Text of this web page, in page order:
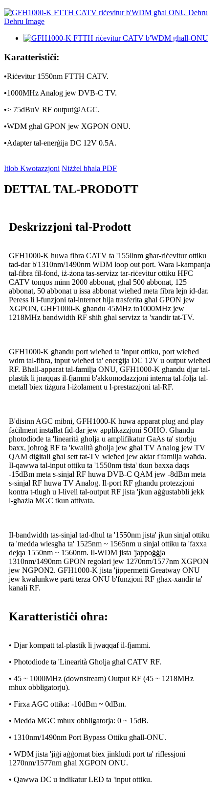
Karatteristiċi:
•Riċevitur 1550nm FTTH CATV.
•1000MHz Analog jew DVB-C TV.
•> 75dBuV RF output@AGC.
•WDM għal GPON jew XGPON ONU.
•Adapter tal-enerġija DC 12V 0.5A.
Itlob Kwotazzjoni Niżżel bħala PDF
DETTAL TAL-PRODOTT
Deskrizzjoni tal-Prodott
GFH1000-K huwa fibra CATV ta '1550nm għar-riċevitur ottiku
tad-dar b'1310nm/1490nm WDM loop out port. Wara l-kampanja
tal-fibra fil-fond, iż-żona tas-servizz tar-riċevitur ottiku HFC
CATV tonqos minn 2000 abbonat, għal 500 abbonat, 125
abbonat, 50 abbonat u issa abbonat wieħed meta fibra lejn id-dar.
Peress li l-funzjoni tal-internet hija trasferita għal GPON jew
XGPON, GHF1000-K għandu 45MHz to1000MHz jew
1218MHz bandwidth RF sħiħ għal servizz ta 'xandir tat-TV.
GFH1000-K għandu port wieħed ta 'input ottiku, port wieħed
wdm tal-fibra, input wieħed ta' enerġija DC 12V u output wieħed
RF. Bħall-apparat tal-familja ONU, GFH1000-K għandu djar tal-
plastik li jnaqqas il-fjammi b'akkomodazzjoni interna tal-folja tal-
metall biex tiżgura l-iżolament u l-prestazzjoni tal-RF.
B'disinn AGC mibni, GFH1000-K huwa apparat plug and play
faċilment installat fid-dar jew applikazzjoni SOHO. Għandu
photodiode ta 'linearità għolja u amplifikatur GaAs ta' storbju
baxx, joħroġ RF ta 'kwalità għolja jew għal TV Analog jew TV
QAM diġitali għal sett tat-TV wieħed jew aktar f'familja waħda.
Il-qawwa tal-input ottiku ta '1550nm tista' tkun baxxa daqs
-15dBm meta s-sinjal RF huwa DVB-C QAM jew -8dBm meta
s-sinjal RF huwa TV Analog. Il-port RF għandu protezzjoni
kontra t-tlugħ u l-livell tal-output RF jista 'jkun aġġustabbli jekk
l-għażla MGC tkun attivata.
Il-bandwidth tas-sinjal tad-dħul ta '1550nm jista' jkun sinjal ottiku
ta 'medda wiesgħa ta' 1525nm ~ 1565nm u sinjal ottiku ta 'faxxa
dejqa 1550nm ~ 1560nm. Il-WDM jista 'jappoġġja
1310nm/1490nm GPON regolari jew 1270nm/1577nm XGPON
jew NGPON2. GFH1000-K jista 'jippermetti Greatway ONU
jew kwalunkwe parti terza ONU b'funzjoni RF għax-xandir ta'
kanali RF.
Karatteristiċi oħra:
• Djar kompatt tal-plastik li jwaqqaf il-fjammi.
• Photodiode ta 'Linearità Għolja għal CATV RF.
• 45 ~ 1000MHz (downstream) Output RF (45 ~ 1218MHz
mhux obbligatorju).
• Firxa AGC ottika: -10dBm ~ 0dBm.
• Medda MGC mhux obbligatorja: 0 ~ 15dB.
• 1310nm/1490nm Port Bypass Ottiku għall-ONU.
• WDM jista 'jiġi aġġornat biex jinkludi port ta' riflessjoni
1270nm/1577nm għal XGPON ONU.
• Qawwa DC u indikatur LED ta 'input ottiku.